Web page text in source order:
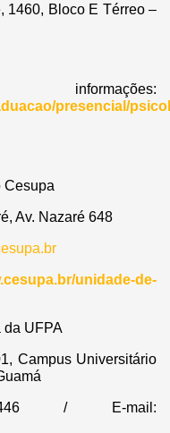
1460, Bloco E Térreo –
presencial/
Cesupa
Av. Nazaré 648
unidade-de-
da UFPA
Campus Universitário
/ E-mail: